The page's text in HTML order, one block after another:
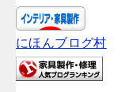
にほんブログ村